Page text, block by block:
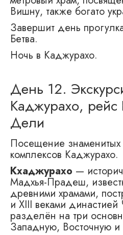
Вишну, также богато
Завершит день
Бетва.
Ночь в Каджурахо.
День 12.
Каджурахо,
Дели
Посещение знаменитых
комплексов Каджурахо.
Кхаджурахо —
Мадхья-Прадеш,
древними храмами,
и XIII веками
разделён на три
Западную, Восточную